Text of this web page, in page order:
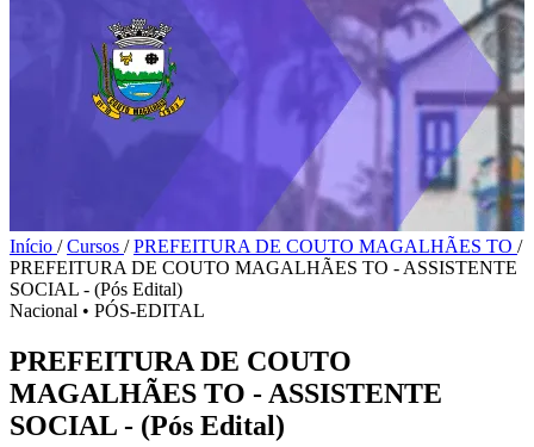
Início / Cursos / PREFEITURA DE COUTO MAGALHÃES TO /
PREFEITURA DE COUTO MAGALHÃES TO - ASSISTENTE
SOCIAL - (Pós Edital)
Nacional • PÓS-EDITAL
PREFEITURA DE COUTO
MAGALHÃES TO - ASSISTENTE
SOCIAL - (Pós Edital)